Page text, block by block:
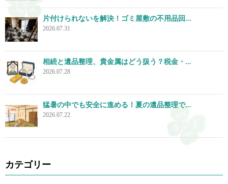
片付けられないを解決！ゴミ屋敷の不用品回...
2026.07.31
相続と遺品整理、貴金属はどう扱う？税金・...
2026.07.28
猛暑の中でも安全に進める！夏の遺品整理で...
2026.07.22
カテゴリー